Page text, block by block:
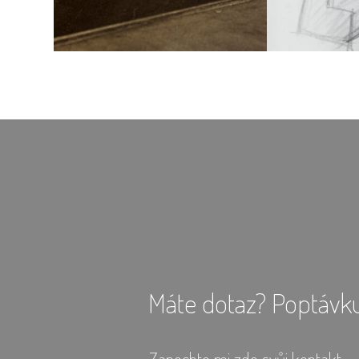
Máte dotaz?